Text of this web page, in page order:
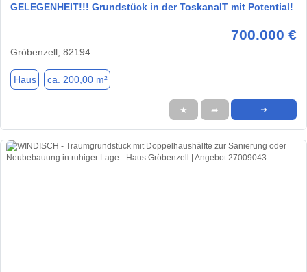
GELEGENHEIT!!! Grundstück in der ToskanaIT mit Potential!
700.000 €
Gröbenzell, 82194
Haus ca. 200,00 m²
★ ➦ ➜